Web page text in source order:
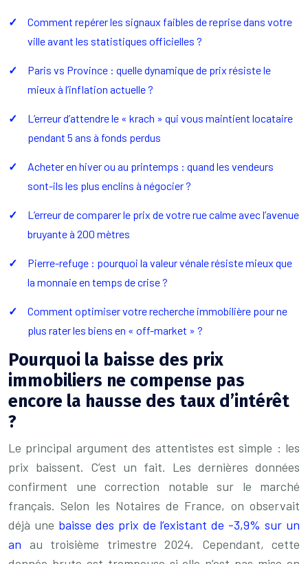
Comment repérer les signaux faibles de reprise dans votre
ville avant les statistiques officielles ?
Paris vs Province : quelle dynamique de prix résiste le
mieux à l’inflation actuelle ?
L’erreur d’attendre le « krach » qui vous maintient locataire
pendant 5 ans à fonds perdus
Acheter en hiver ou au printemps : quand les vendeurs
sont-ils les plus enclins à négocier ?
L’erreur de comparer le prix de votre rue calme avec l’avenue
bruyante à 200 mètres
Pierre-refuge : pourquoi la valeur vénale résiste mieux que
la monnaie en temps de crise ?
Comment optimiser votre recherche immobilière pour ne
plus rater les biens en « off-market » ?
Pourquoi la baisse des prix
immobiliers ne compense pas
encore la hausse des taux d’intérêt
?
Le principal argument des attentistes est simple : les
prix baissent. C’est un fait. Les dernières données
confirment une correction notable sur le marché
français. Selon les Notaires de France, on observait
déjà une baisse des prix de l’existant de -3,9% sur un
an au troisième trimestre 2024. Cependant, cette